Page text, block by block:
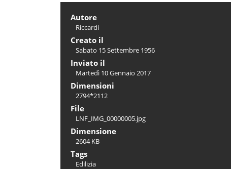
Autore
Riccardi
Creato il
Sabato 15 Settembre 1956
Inviato il
Martedì 10 Gennaio 2017
Dimensioni
2794*2112
File
LNF_IMG_00000005.jpg
Dimensione
2604 KB
Tags
Edilizia